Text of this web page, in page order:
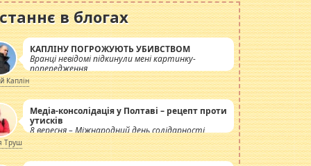
в блогах
КАПЛІНУ ПОГРОЖУЮТЬ УБИВСТВОМ
Вранці невідомі підкинули мені картинку-
попередження
Каплін
Медіа-консолідація у Полтаві – рецепт проти
утисків
8 вересня – Міжнародний день солідарності
журналістів.
Труш